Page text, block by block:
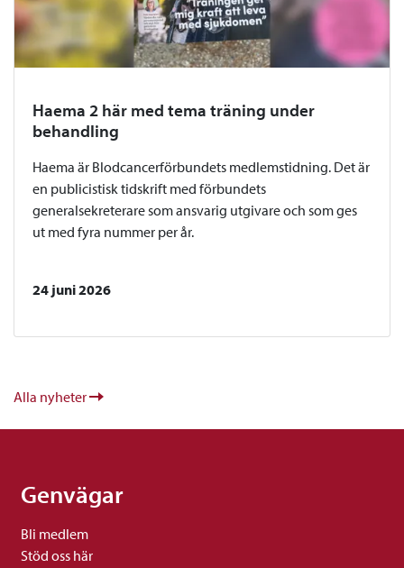
Haema 2 här med tema träning under
behandling
Haema är Blodcancerförbundets medlemstidning. Det är
en publicistisk tidskrift med förbundets
generalsekreterare som ansvarig utgivare och som ges
ut med fyra nummer per år.
24 juni 2026
Alla nyheter
Genvägar
Bli medlem
Stöd oss här